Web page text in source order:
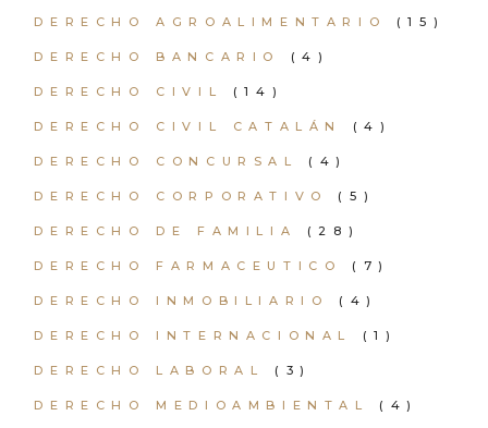
DERECHO AGROALIMENTARIO (15)
DERECHO BANCARIO (4)
DERECHO CIVIL (14)
DERECHO CIVIL CATALÁN (4)
DERECHO CONCURSAL (4)
DERECHO CORPORATIVO (5)
DERECHO DE FAMILIA (28)
DERECHO FARMACEUTICO (7)
DERECHO INMOBILIARIO (4)
DERECHO INTERNACIONAL (1)
DERECHO LABORAL (3)
DERECHO MEDIOAMBIENTAL (4)